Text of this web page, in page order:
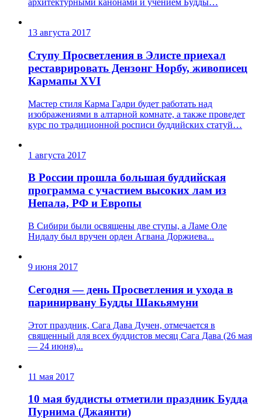
архитектурными канонами и учением Будды…
13 августа 2017
Ступу Просветления в Элисте приехал
реставрировать Дензонг Норбу, живописец
Кармапы XVI
Мастер стиля Карма Гадри будет работать над
изображениями в алтарной комнате, а также проведет
курс по традиционной росписи буддийских статуй…
1 августа 2017
В России прошла большая буддийская
программа с участием высоких лам из
Непала, РФ и Европы
В Сибири были освящены две ступы, а Ламе Оле
Нидалу был вручен орден Агвана Доржиева...
9 июня 2017
Сегодня — день Просветления и ухода в
паринирвану Будды Шакьямуни
Этот праздник, Сага Дава Дучен, отмечается в
священный для всех буддистов месяц Сага Дава (26 мая
— 24 июня)...
11 мая 2017
10 мая буддисты отметили праздник Будда
Пурнима (Джаянти)